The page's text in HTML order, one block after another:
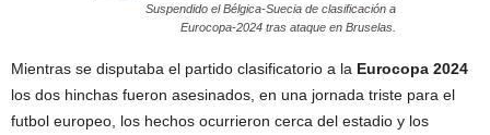
Suspendido el Bélgica-Suecia de clasificación a
Eurocopa-2024 tras ataque en Bruselas.
Mientras se disputaba el partido clasificatorio a la Eurocopa 2024
los dos hinchas fueron asesinados, en una jornada triste para el
futbol europeo, los hechos ocurrieron cerca del estadio y los